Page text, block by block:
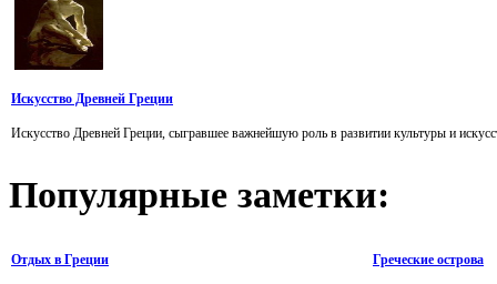
Искусство Древней Греции
Искусство Древней Греции, сыгравшее важнейшую роль в развитии культуры и
Популярные заметки:
Отдых в Греции Греческие острова